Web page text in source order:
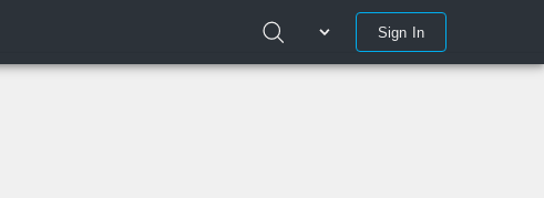
Sign In